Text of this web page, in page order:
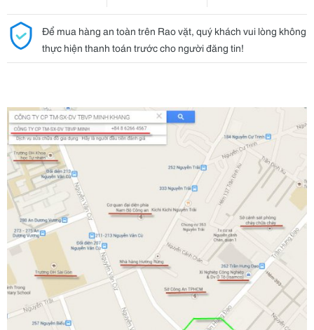
Để mua hàng an toàn trên Rao vặt, quý khách vui lòng không
thực hiện thanh toán trước cho người đăng tin!